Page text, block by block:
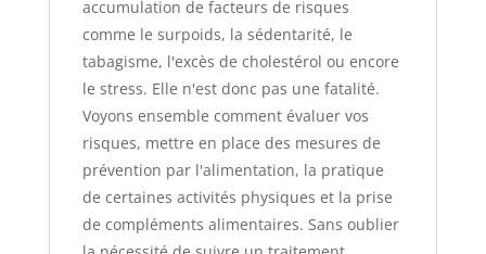
accumulation de facteurs de risques
comme le surpoids, la sédentarité, le
tabagisme, l'excès de cholestérol ou encore
le stress. Elle n'est donc pas une fatalité.
Voyons ensemble comment évaluer vos
risques, mettre en place des mesures de
prévention par l'alimentation, la pratique
de certaines activités physiques et la prise
de compléments alimentaires. Sans oublier